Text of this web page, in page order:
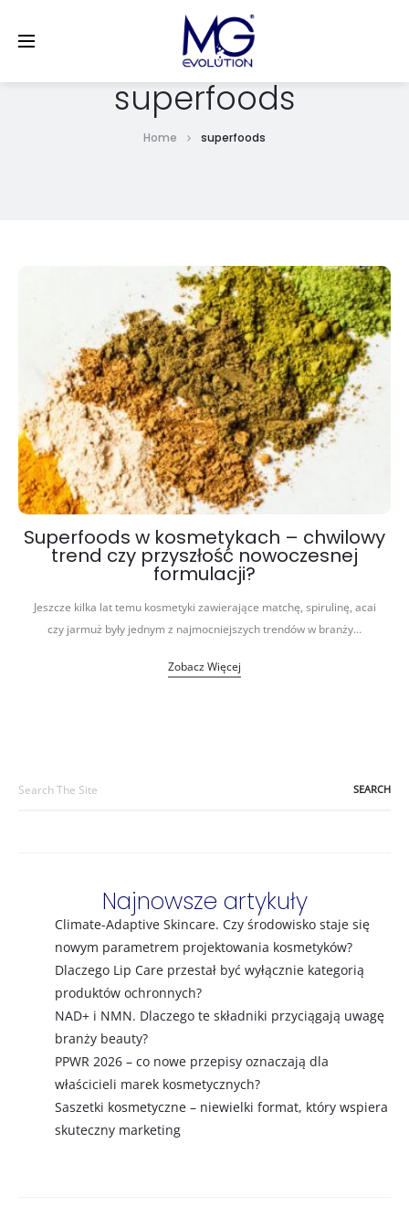
superfoods
Home superfoods
Superfoods w kosmetykach – chwilowy
trend czy przyszłość nowoczesnej
formulacji?
Jeszcze kilka lat temu kosmetyki zawierające matchę, spirulinę, acai
czy jarmuż były jednym z najmocniejszych trendów w branży…
Zobacz Więcej
Najnowsze artykuły
Climate-Adaptive Skincare. Czy środowisko staje się
nowym parametrem projektowania kosmetyków?
Dlaczego Lip Care przestał być wyłącznie kategorią
produktów ochronnych?
NAD+ i NMN. Dlaczego te składniki przyciągają uwagę
branży beauty?
PPWR 2026 – co nowe przepisy oznaczają dla
właścicieli marek kosmetycznych?
Saszetki kosmetyczne – niewielki format, który wspiera
skuteczny marketing